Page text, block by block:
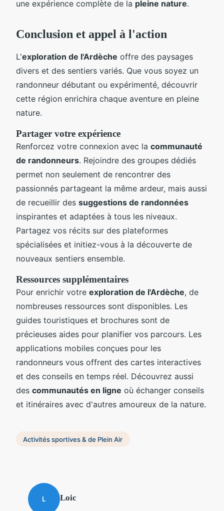
une expérience complète de la pleine nature.
Conclusion et appel à l'action
L'exploration de l'Ardèche offre des paysages
divers et des sentiers variés. Que vous soyez un
randonneur débutant ou expérimenté, découvrir
cette région enrichira chaque aventure en pleine
nature.
Partager votre expérience
Renforcez votre connexion avec la communauté
de randonneurs. Rejoindre des groupes dédiés
permet non seulement de rencontrer des
passionnés partageant la même ardeur, mais aussi
de recueillir des suggestions de randonnées
inspirantes et adaptées à tous les niveaux.
Partagez vos récits sur des plateformes
spécialisées et initiez-vous à la découverte de
nouveaux sentiers ensemble.
Ressources supplémentaires
Pour enrichir votre exploration de l'Ardèche, de
nombreuses ressources sont disponibles. Les
guides touristiques et brochures sont de
précieuses aides pour planifier vos parcours. Les
applications mobiles conçues pour les
randonneurs vous offrent des cartes interactives
et des conseils en temps réel. Découvrez aussi
des communautés en ligne où échanger conseils
et itinéraires avec d'autres amoureux de la nature.
Activités sportives & de Plein Air
L Loic